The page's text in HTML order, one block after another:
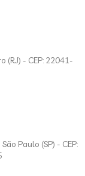
(RJ) - CEP: 22041-
Paulo (SP) - CEP: